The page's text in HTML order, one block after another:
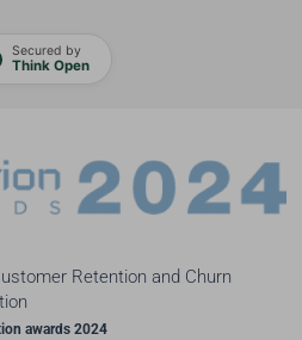
Secured by
Think Open
Retention and Churn
awards 2024